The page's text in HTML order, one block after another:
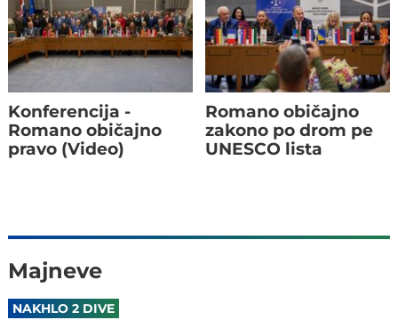
Konferencija -
Romano običajno
pravo (Video)
Romano običajno
zakono po drom pe
UNESCO lista
Majneve
NAKHLO 2 DIVE